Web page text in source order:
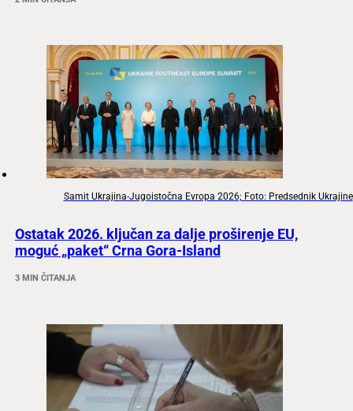
Samit Ukrajina-Jugoistočna Evropa 2026; Foto: Predsednik Ukrajine
Ostatak 2026. ključan za dalje proširenje EU,
moguć „paket“ Crna Gora-Island
3 MIN ČITANJA